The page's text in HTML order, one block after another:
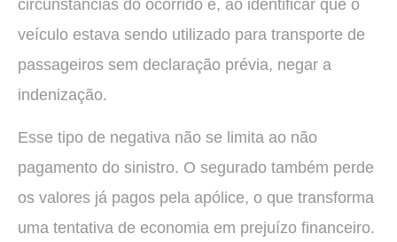
circunstâncias do ocorrido e, ao identificar que o
veículo estava sendo utilizado para transporte de
passageiros sem declaração prévia, negar a
indenização.
Esse tipo de negativa não se limita ao não
pagamento do sinistro. O segurado também perde
os valores já pagos pela apólice, o que transforma
uma tentativa de economia em prejuízo financeiro.